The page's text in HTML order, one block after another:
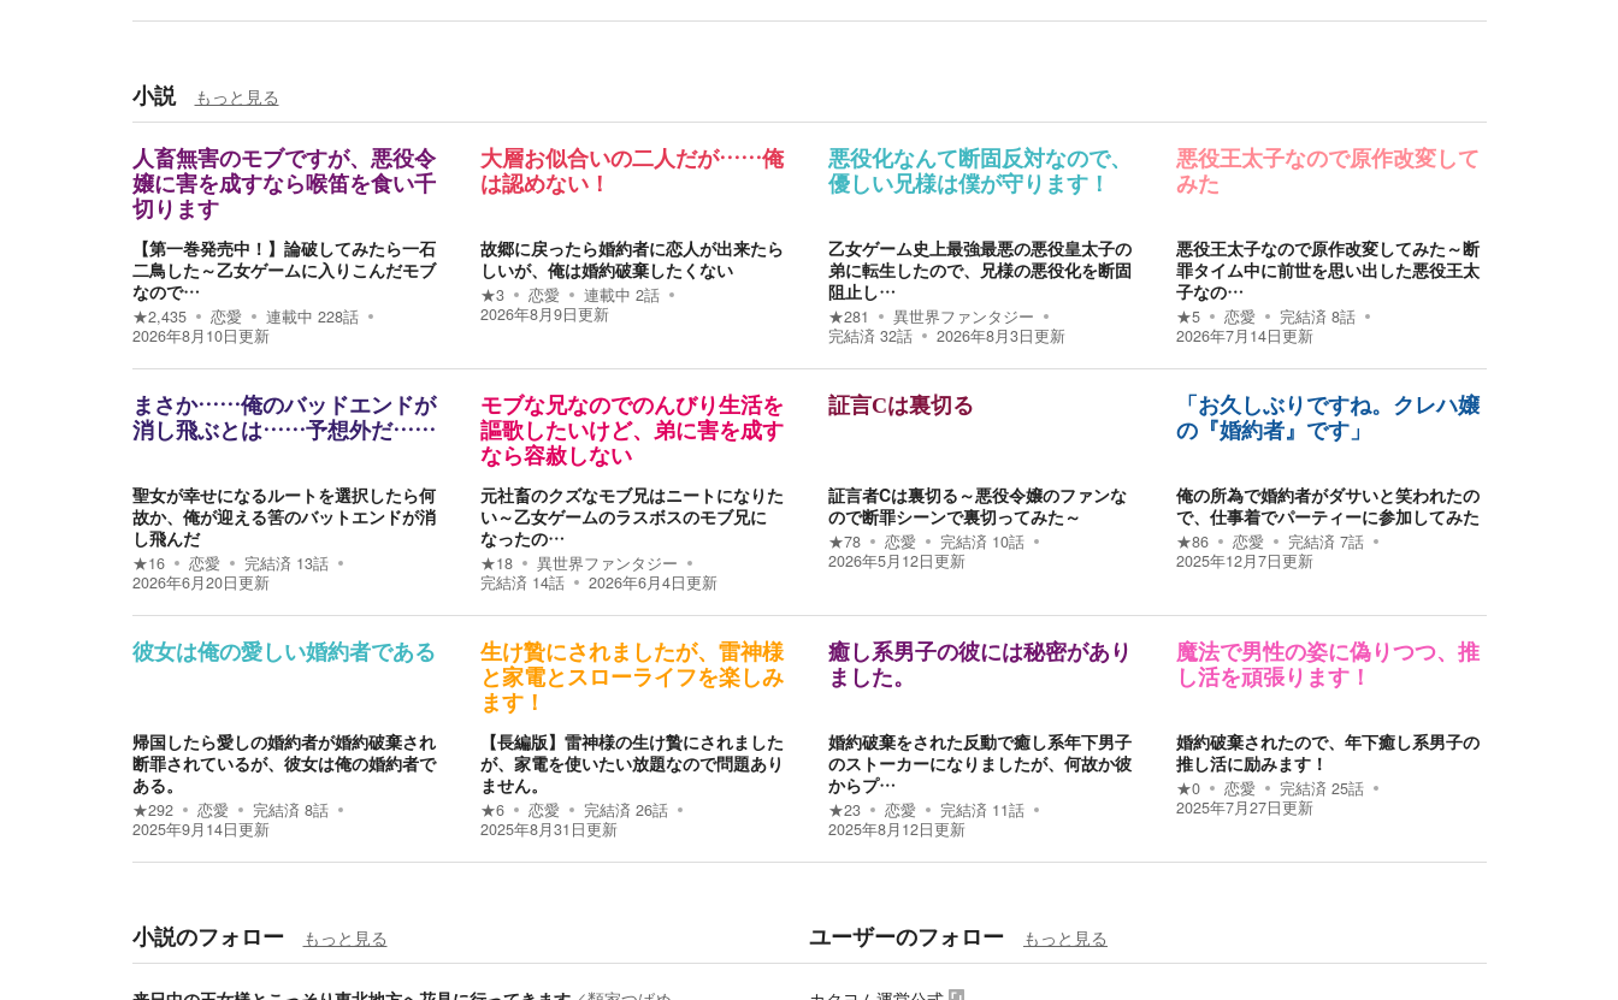
小説 もっと見る
人畜無害のモブですが、悪役令
嬢に害を成すなら喉笛を食い千
切ります
【第一巻発売中！】論破してみたら一石
二鳥した～乙女ゲームに入りこんだモブ
なので…
★2,435 恋愛 連載中 228話
2026年8月10日更新
大層お似合いの二人だが……俺
は認めない！
故郷に戻ったら婚約者に恋人が出来たら
しいが、俺は婚約破棄したくない
★3 恋愛 連載中 2話
2026年8月9日更新
悪役化なんて断固反対なので、
優しい兄様は僕が守ります！
乙女ゲーム史上最強最悪の悪役皇太子の
弟に転生したので、兄様の悪役化を断固
阻止し…
★281
異世界ファンタジー
完結済 32話 2026年8月3日更新
悪役王太子なので原作改変して
みた
悪役王太子なので原作改変してみた～断
罪タイム中に前世を思い出した悪役王太
子なの…
★5 恋愛 完結済 8話
2026年7月14日更新
まさか……俺のバッドエンドが
消し飛ぶとは……予想外だ……
聖女が幸せになるルートを選択したら何
故か、俺が迎える筈のバットエンドが消
し飛んだ
★16 恋愛 完結済 13話
2026年6月20日更新
モブな兄なのでのんびり生活を
謳歌したいけど、弟に害を成す
なら容赦しない
元社畜のクズなモブ兄はニートになりた
い～乙女ゲームのラスボスのモブ兄に
なったの…
★18
異世界ファンタジー
完結済 14話 2026年6月4日更新
証言Cは裏切る
証言者Cは裏切る～悪役令嬢のファンな
ので断罪シーンで裏切ってみた～
★78 恋愛 完結済 10話
2026年5月12日更新
「お久しぶりですね。クレハ嬢
の『婚約者』です」
俺の所為で婚約者がダサいと笑われたの
で、仕事着でパーティーに参加してみた
★86 恋愛 完結済 7話
2025年12月7日更新
彼女は俺の愛しい婚約者である
帰国したら愛しの婚約者が婚約破棄され
断罪されているが、彼女は俺の婚約者で
ある。
★292 恋愛 完結済 8話
2025年9月14日更新
生け贄にされましたが、雷神様
と家電とスローライフを楽しみ
ます！
【長編版】雷神様の生け贄にされました
が、家電を使いたい放題なので問題あり
ません。
★6 恋愛 完結済 26話
2025年8月31日更新
癒し系男子の彼には秘密があり
ました。
婚約破棄をされた反動で癒し系年下男子
のストーカーになりましたが、何故か彼
からプ…
★23 恋愛 完結済 11話
2025年8月12日更新
魔法で男性の姿に偽りつつ、推
し活を頑張ります！
婚約破棄されたので、年下癒し系男子の
推し活に励みます！
★0 恋愛 完結済 25話
2025年7月27日更新
小説のフォロー もっと見る ユーザーのフォロー もっと見る